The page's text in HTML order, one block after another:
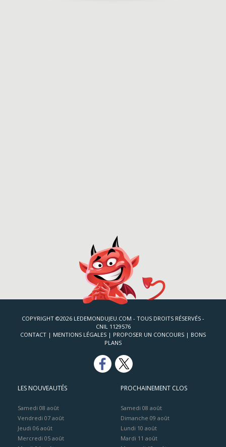
COPYRIGHT ©2026 LEDEMONDUJEU.COM - TOUS DROITS RÉSERVÉS -
CNIL 1129576
CONTACT | MENTIONS LÉGALES | PROPOSER UN CONCOURS | BONS
PLANS
LES NOUVEAUTÉS
Samedi 08 août
Vendredi 07 août
Jeudi 06 août
Mercredi 05 août
PROCHAINEMENT CLOS
Samedi 08 août
Dimanche 09 août
Lundi 10 août
Mardi 11 août